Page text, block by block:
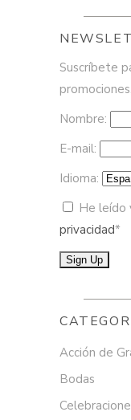
Suscríbete
Nombre:
E-mail:
Idioma:
He leído
privacidad*
Acción de
Bodas